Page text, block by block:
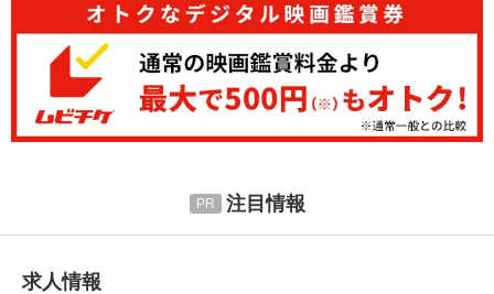
注目情報
求人情報